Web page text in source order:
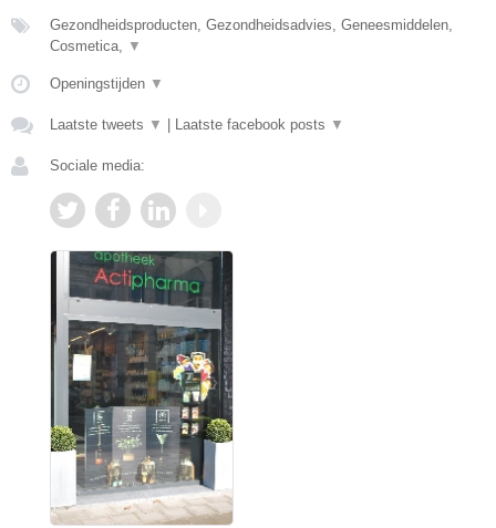
Gezondheidsproducten, Gezondheidsadvies, Geneesmiddelen,
Cosmetica, ▼
Openingstijden ▼
Laatste tweets ▼ Laatste facebook posts ▼
Sociale media: